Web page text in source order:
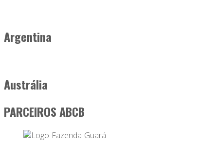
Argentina
Austrália
PARCEIROS ABCB